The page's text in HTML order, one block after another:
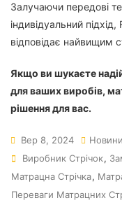
Залучаючи передові
індивідуальний
відповідає найвищим
Якщо ви шукаєте
для ваших виробів,
рішення для вас.
Вер 8, 2024
Новини
Виробник Стрічок,
Матрацна Стрічка,
Переваги Матрацних